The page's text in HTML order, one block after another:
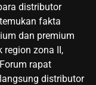
distributor
fakta
dan premium
region zona II,
rapat
distributor